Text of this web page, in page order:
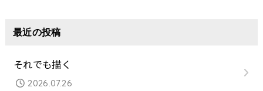
最近の投稿
それでも描く
2026.07.26